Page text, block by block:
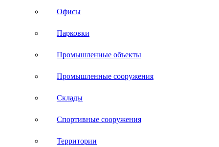
Офисы
Парковки
Промышленные объекты
Промышленные сооружения
Склады
Спортивные сооружения
Территории